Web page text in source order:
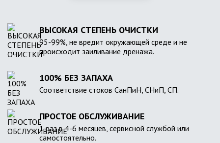
ВЫСОКАЯ СТЕПЕНЬ ОЧИСТКИ
95-99%, не вредит окружающей среде и не
происходит заиливание дренажа.
100% БЕЗ ЗАПАХА
Соответствие стоков СанПиН, СНиП, СП.
ПРОСТОЕ ОБСЛУЖИВАНИЕ
1 раз в 4-6 месяцев, сервисной службой или
самостоятельно.